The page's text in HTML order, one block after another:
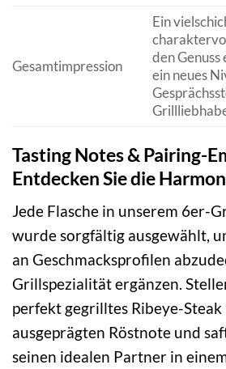
Gesamtimpression
Ein
den Genuss
ein neues
Tasting Notes & Pairing-
Entdecken Sie die
Jede Flasche in unserem 6er-
wurde sorgfältig ausgewählt,
an Geschmacksprofilen
Grillspezialität ergänzen.
perfekt gegrilltes Ribeye-
ausgeprägten Röstnote und
seinen idealen Partner in